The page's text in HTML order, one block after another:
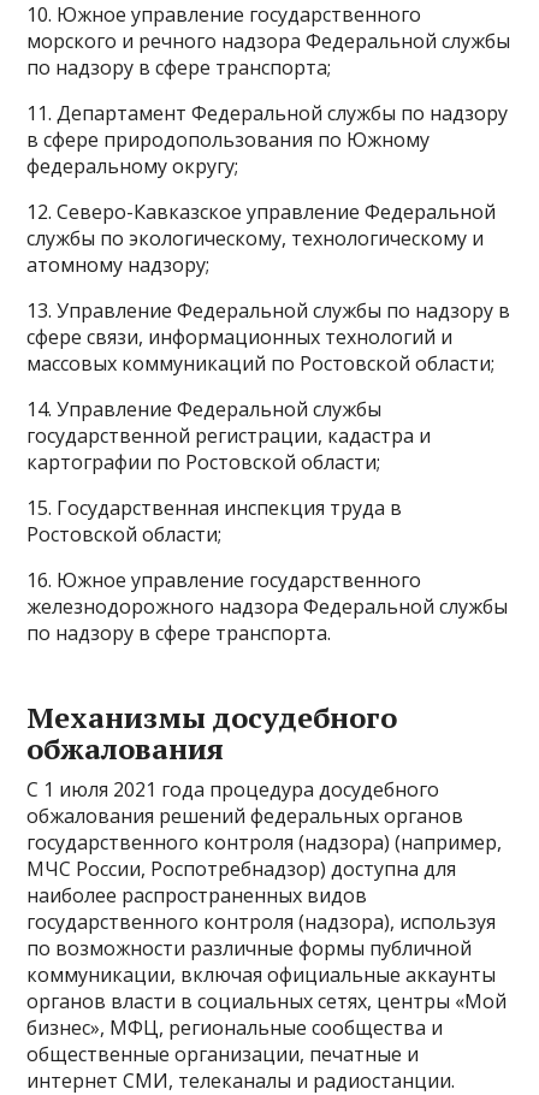
10. Южное управление государственного
морского и речного надзора Федеральной службы
по надзору в сфере транспорта;
11. Департамент Федеральной службы по надзору
в сфере природопользования по Южному
федеральному округу;
12. Северо-Кавказское управление Федеральной
службы по экологическому, технологическому и
атомному надзору;
13. Управление Федеральной службы по надзору в
сфере связи, информационных технологий и
массовых коммуникаций по Ростовской области;
14. Управление Федеральной службы
государственной регистрации, кадастра и
картографии по Ростовской области;
15. Государственная инспекция труда в
Ростовской области;
16. Южное управление государственного
железнодорожного надзора Федеральной службы
по надзору в сфере транспорта.
Механизмы досудебного
обжалования
С 1 июля 2021 года процедура досудебного
обжалования решений федеральных органов
государственного контроля (надзора) (например,
МЧС России, Роспотребнадзор) доступна для
наиболее распространенных видов
государственного контроля (надзора), используя
по возможности различные формы публичной
коммуникации, включая официальные аккаунты
органов власти в социальных сетях, центры «Мой
бизнес», МФЦ, региональные сообщества и
общественные организации, печатные и
интернет СМИ, телеканалы и радиостанции.